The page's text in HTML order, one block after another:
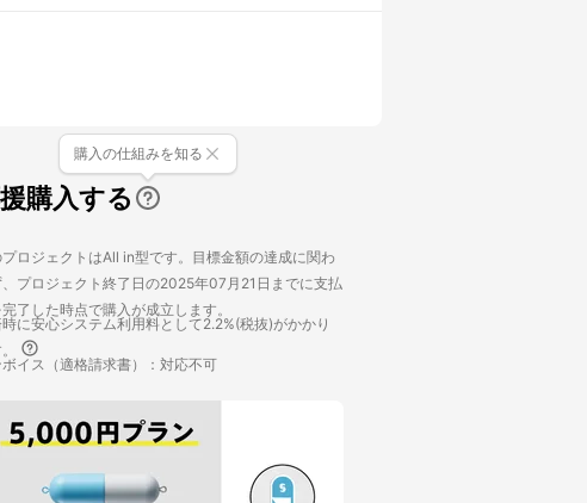
購入する
購入の仕組みを知る
プロジェクトはAll in型です。目標金額の達成に関わ
、プロジェクト終了日の2025年07月21日までに支払
了した時点で購入が成立します。
に安心システム利用料として2.2%(税抜)がかかり
ボイス（適格請求書）：対応不可